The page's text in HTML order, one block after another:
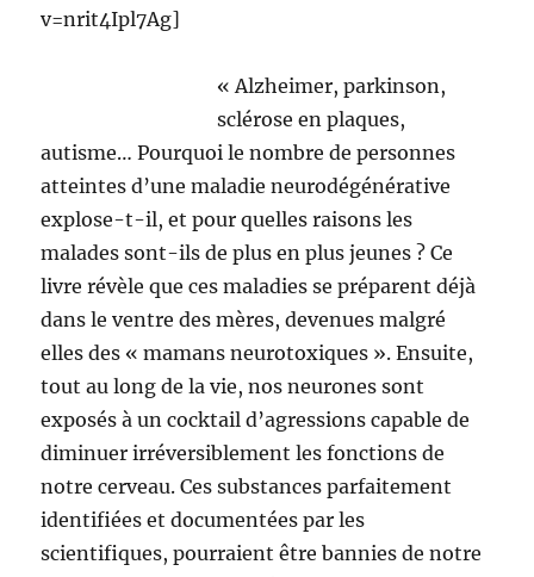
v=nrit4Ipl7Ag]
« Alzheimer, parkinson,
sclérose en plaques,
autisme… Pourquoi le nombre de personnes
atteintes d’une maladie neurodégénérative
explose-t-il, et pour quelles raisons les
malades sont-ils de plus en plus jeunes ? Ce
livre révèle que ces maladies se préparent déjà
dans le ventre des mères, devenues malgré
elles des « mamans neurotoxiques ». Ensuite,
tout au long de la vie, nos neurones sont
exposés à un cocktail d’agressions capable de
diminuer irréversiblement les fonctions de
notre cerveau. Ces substances parfaitement
identifiées et documentées par les
scientifiques, pourraient être bannies de notre